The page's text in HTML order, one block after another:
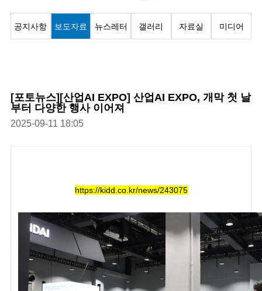
공지사항 보도자료 뉴스레터 갤러리 자료실 미디어
[포토뉴스][산업AI EXPO] 산업AI EXPO, 개막 첫 날
부터 다양한 행사 이어져
2025-09-11 18:05
https://kidd.co.kr/news/243075